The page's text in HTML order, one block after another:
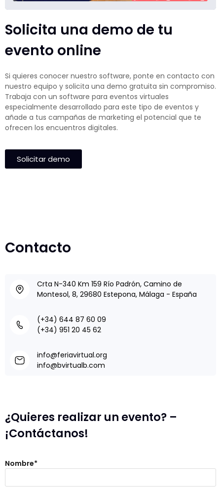
Solicita una demo de tu
evento online
Si quieres conocer nuestro software, ponte en contacto con
nuestro equipo y solicita una demo gratuita sin compromiso.
Trabaja con un software para eventos virtuales
especialmente desarrollado para este tipo de eventos y
añade a tus campañas de marketing el potencial que te
ofrecen los encuentros digitales.
Solicitar demo
Contacto
Crta N-340 Km 159 Río Padrón, Camino de
Montesol, 8, 29680 Estepona, Málaga - España
(+34) 644 87 60 09
(+34) 951 20 45 62
info@feriavirtual.org
info@bvirtualb.com
¿Quieres realizar un evento? –
¡Contáctanos!
Nombre*